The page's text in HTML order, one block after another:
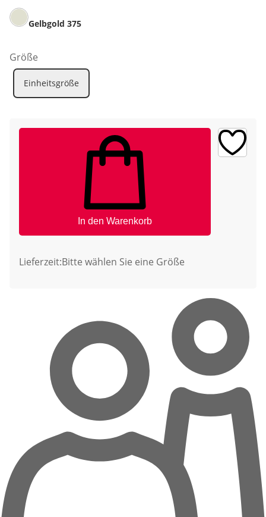
Gelbgold 375
Größe
Einheitsgröße
In den Warenkorb
Lieferzeit:Bitte wählen Sie eine Größe